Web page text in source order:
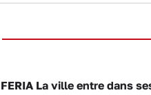
FERIA La ville entre dans